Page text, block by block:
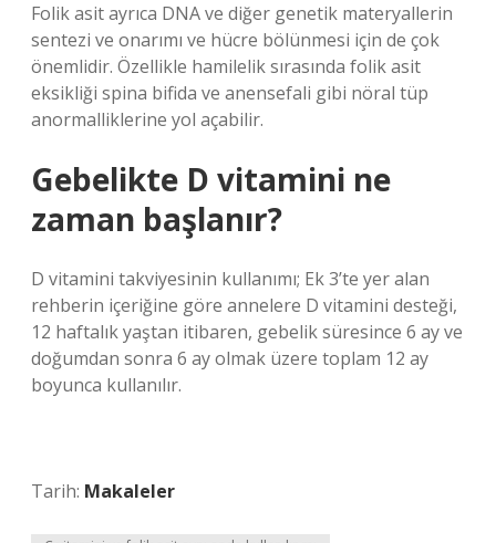
Folik asit ayrıca DNA ve diğer genetik materyallerin
sentezi ve onarımı ve hücre bölünmesi için de çok
önemlidir. Özellikle hamilelik sırasında folik asit
eksikliği spina bifida ve anensefali gibi nöral tüp
anormalliklerine yol açabilir.
Gebelikte D vitamini ne
zaman başlanır?
D vitamini takviyesinin kullanımı; Ek 3’te yer alan
rehberin içeriğine göre annelere D vitamini desteği,
12 haftalık yaştan itibaren, gebelik süresince 6 ay ve
doğumdan sonra 6 ay olmak üzere toplam 12 ay
boyunca kullanılır.
Tarih: Makaleler